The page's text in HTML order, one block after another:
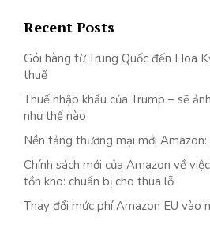
Recent Posts
Gói hàng từ Trung Quốc đến Hoa
thuế
Thuế nhập khẩu của Trump – sẽ
như thế nào
Nền tảng thương mại mới
Chính sách mới của Amazon về
tồn kho: chuẩn bị cho thua lỗ
Thay đổi mức phí Amazon EU vào